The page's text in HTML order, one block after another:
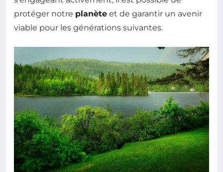
protéger notre planète et de garantir un avenir
viable pour les générations suivantes.